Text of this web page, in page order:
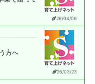
26/04/06
26/03/23
方へ